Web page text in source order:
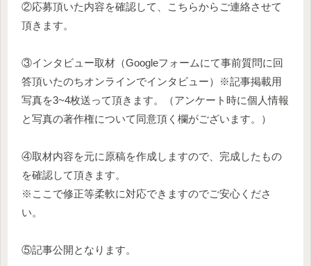
②応募頂いた内容を確認して、こちらからご連絡させて
頂きます。
③インタビュー取材（Googleフォームにて事前質問に回
答頂いたのちオンラインでインタビュー）※記事掲載用
写真を3~4枚送って頂きます。（アンケート時に個人情報
と写真の著作権について同意頂く欄がございます。）
④取材内容を元に原稿を作成しますので、完成したもの
を確認して頂きます。
※ここで修正等柔軟に対応できますのでご安心くださ
い。
⑤記事公開となります。